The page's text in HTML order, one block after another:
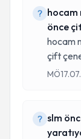
hocam
önce
hocam
çift
MÖ
slm